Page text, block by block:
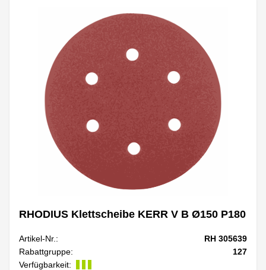
RHODIUS Klettscheibe KERR V B Ø150 P180
Artikel-Nr.:
RH 305639
Rabattgruppe:
127
Verfügbarkeit: